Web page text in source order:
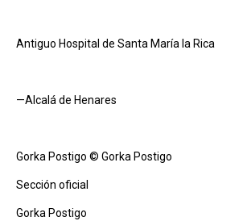
Antiguo Hospital de Santa María la Rica
—Alcalá de Henares
Gorka Postigo © Gorka Postigo
Sección oficial
Gorka Postigo